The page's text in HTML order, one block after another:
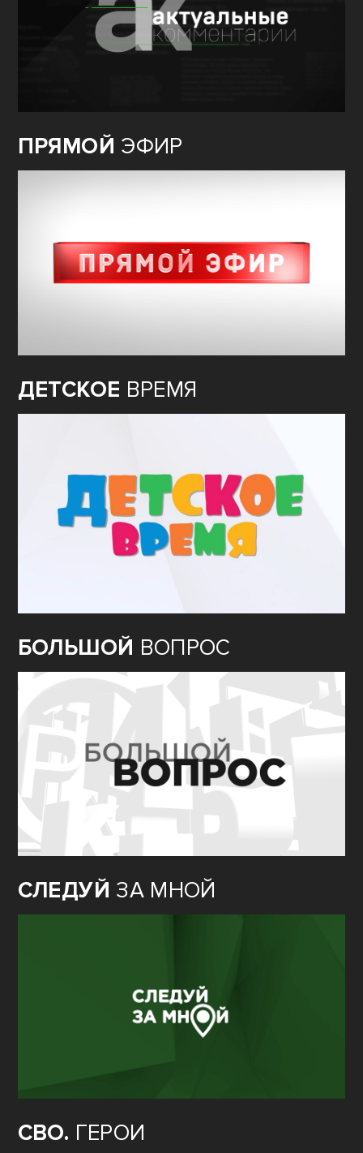
ПРЯМОЙ ЭФИР
ДЕТСКОЕ ВРЕМЯ
БОЛЬШОЙ ВОПРОС
СЛЕДУЙ ЗА МНОЙ
СВО. ГЕРОИ